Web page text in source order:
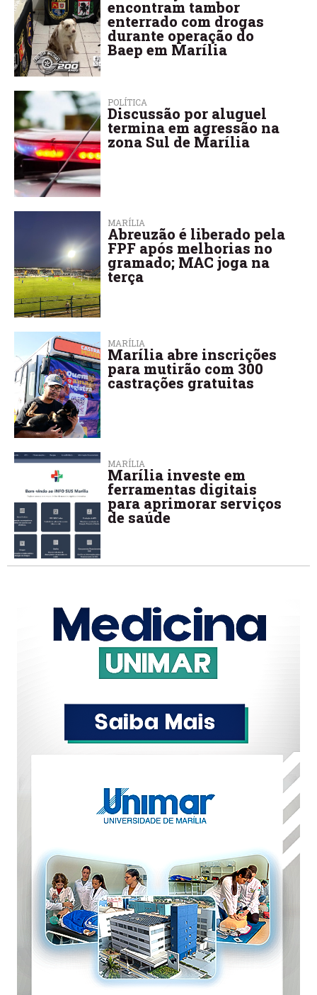
encontram tambor
enterrado com drogas
durante operação do
Baep em Marília
POLÍTICA
Discussão por aluguel
termina em agressão na
zona Sul de Marília
MARÍLIA
Abreuzão é liberado pela
FPF após melhorias no
gramado; MAC joga na
terça
MARÍLIA
Marília abre inscrições
para mutirão com 300
castrações gratuitas
MARÍLIA
Marília investe em
ferramentas digitais
para aprimorar serviços
de saúde